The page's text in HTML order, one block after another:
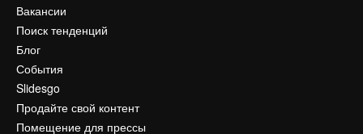
Вакансии
Поиск тенденций
Блог
События
Slidesgo
Продайте свой контент
Помещение для прессы